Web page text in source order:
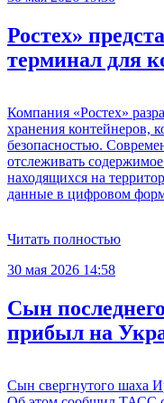
Ростех»
терминал для
Компания «Ростех»
хранения контейнеров,
безопасностью.
отслеживать
находящихся на
данные в цифровом
Читать полностью
30 мая 2026 14:58
Сын
прибыл на
Сын свергнутого шаха